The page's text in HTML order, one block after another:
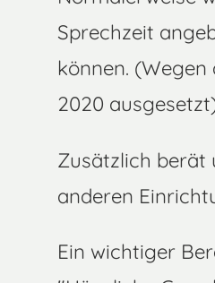
Sprechzeit
können.
2020
Zusätzlich berät
anderen
Ein wichtiger